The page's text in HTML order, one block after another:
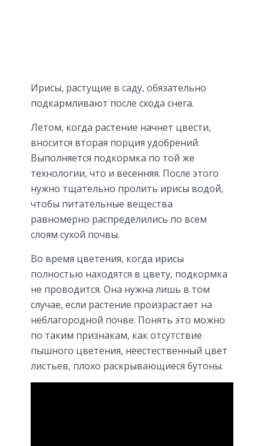
Ирисы, растущие в саду, обязательно
подкармливают после схода снега.
Летом, когда растение начнет цвести,
вносится вторая порция удобрений.
Выполняется подкормка по той же
технологии, что и весенняя. После этого
нужно тщательно пролить ирисы водой,
чтобы питательные вещества
равномерно распределились по всем
слоям сухой почвы.
Во время цветения, когда ирисы
полностью находятся в цвету, подкормка
не проводится. Она нужна лишь в том
случае, если растение произрастает на
неблагородной почве. Понять это можно
по таким признакам, как отсутствие
пышного цветения, неестественный цвет
листьев, плохо раскрывающиеся бутоны.